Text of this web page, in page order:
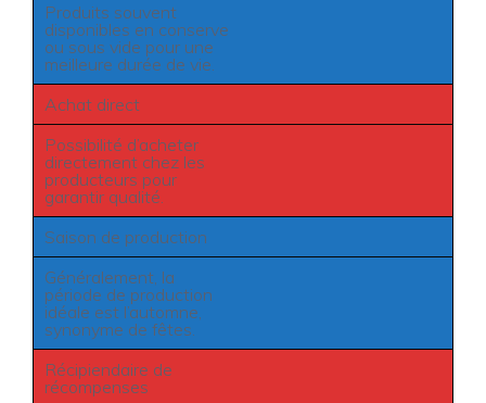
Produits souvent
disponibles en conserve
ou sous vide pour une
meilleure durée de vie.
Achat direct
Possibilité d’acheter
directement chez les
producteurs pour
garantir qualité.
Saison de production
Généralement, la
période de production
idéale est l’automne,
synonyme de fêtes.
Récipiendaire de
récompenses